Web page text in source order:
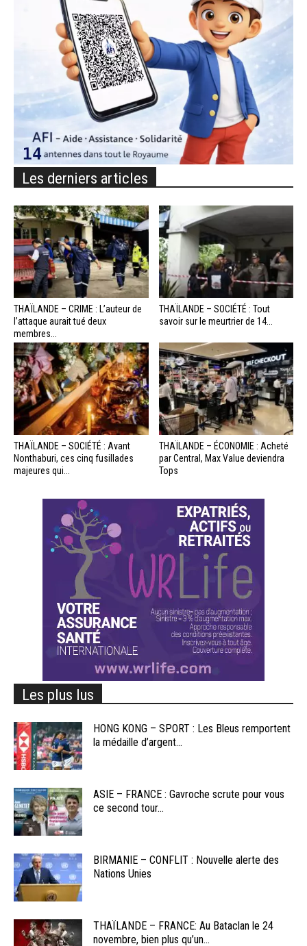
Les derniers articles
THAÏLANDE – CRIME : L’auteur de
l’attaque aurait tué deux
membres...
THAÏLANDE – SOCIÉTÉ : Tout
savoir sur le meurtrier de 14...
THAÏLANDE – SOCIÉTÉ : Avant
Nonthaburi, ces cinq fusillades
majeures qui...
THAÏLANDE – ÉCONOMIE : Acheté
par Central, Max Value deviendra
Tops
Les plus lus
HONG KONG – SPORT : Les Bleus remportent
la médaille d’argent...
ASIE – FRANCE : Gavroche scrute pour vous
ce second tour...
BIRMANIE – CONFLIT : Nouvelle alerte des
Nations Unies
THAÏLANDE – FRANCE: Au Bataclan le 24
novembre, bien plus qu’un...